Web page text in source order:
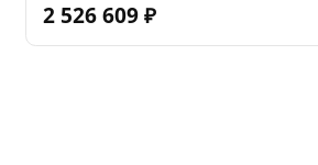
2 526 609 ₽